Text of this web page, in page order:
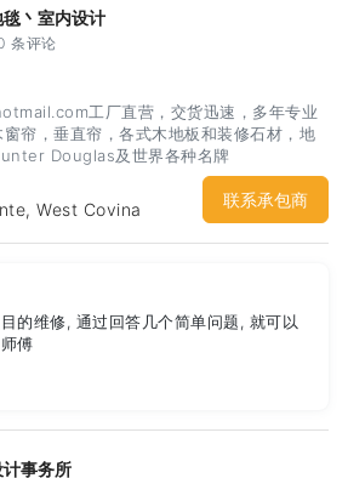
丶室内设计
条评论
工厂直营，交货迅速，多年专业
帘，垂直帘，各式木地板和装修石材，地
Douglas及世界各种名牌
West Covina 联系承包商
的维修, 通过回答几个简单问题, 就可以
傅
事务所